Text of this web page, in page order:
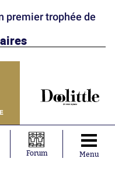
premier trophée de
Forum Menu